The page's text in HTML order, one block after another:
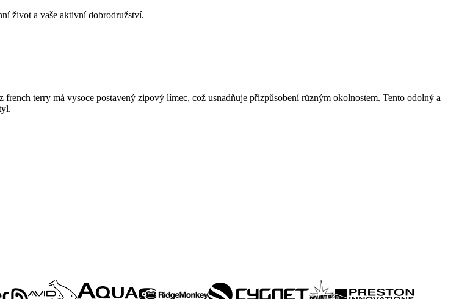
život a vaše aktivní dobrodružství.
terry má vysoce postavený zipový límec, což usnadňuje přizpůsobení různým okolnostem. Tento odolný a